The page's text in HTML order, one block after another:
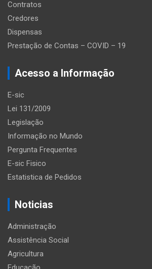
Contratos
Credores
Dispensas
Prestação de Contas – COVID – 19
Acesso a Informação
E-sic
Lei 131/2009
Legislação
Informação no Mundo
Pergunta Frequentes
E-sic Fisico
Estatistica de Pedidos
Noticias
Administração
Assistência Social
Agricultura